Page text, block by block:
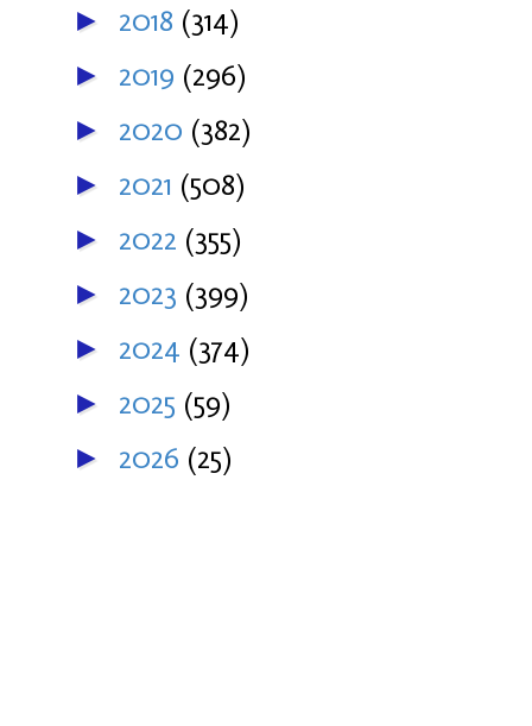
► 2018 (314)
► 2019 (296)
► 2020 (382)
► 2021 (508)
► 2022 (355)
► 2023 (399)
► 2024 (374)
► 2025 (59)
► 2026 (25)